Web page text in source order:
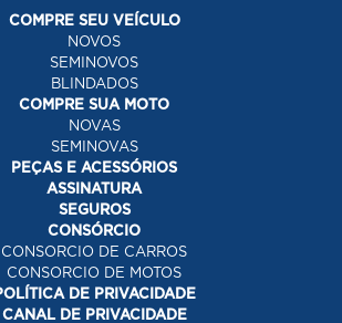
COMPRE SEU VEÍCULO
NOVOS
SEMINOVOS
BLINDADOS
COMPRE SUA MOTO
NOVAS
SEMINOVAS
PEÇAS E ACESSÓRIOS
ASSINATURA
SEGUROS
CONSÓRCIO
CONSORCIO DE CARROS
CONSORCIO DE MOTOS
DE PRIVACIDADE
CANAL DE PRIVACIDADE